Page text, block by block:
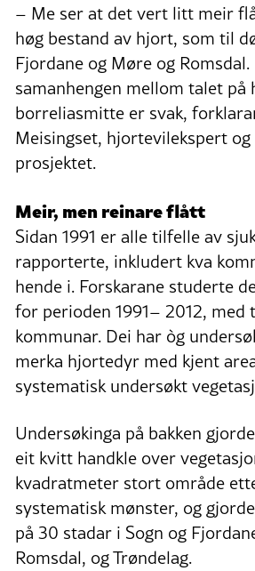
– Me ser at det vert litt meir
høg bestand av hjort, som til
Fjordane og Møre og Romsdal.
samanhengen mellom talet
borreliasmitte er svak,
Meisingset, hjortevilekspert
prosjektet.
Meir, men reinare flått
Sidan 1991 er alle tilfelle av
rapporterte, inkludert kva
hende i. Forskarane studerte
for perioden 1991– 2012, med
kommunar. Dei har òg
merka hjortedyr med kjent
systematisk undersøkt
Undersøkinga på bakken
eit kvitt handkle over
kvadratmeter stort område
systematisk mønster, og
på 30 stadar i Sogn og
Romsdal, og Trøndelag.